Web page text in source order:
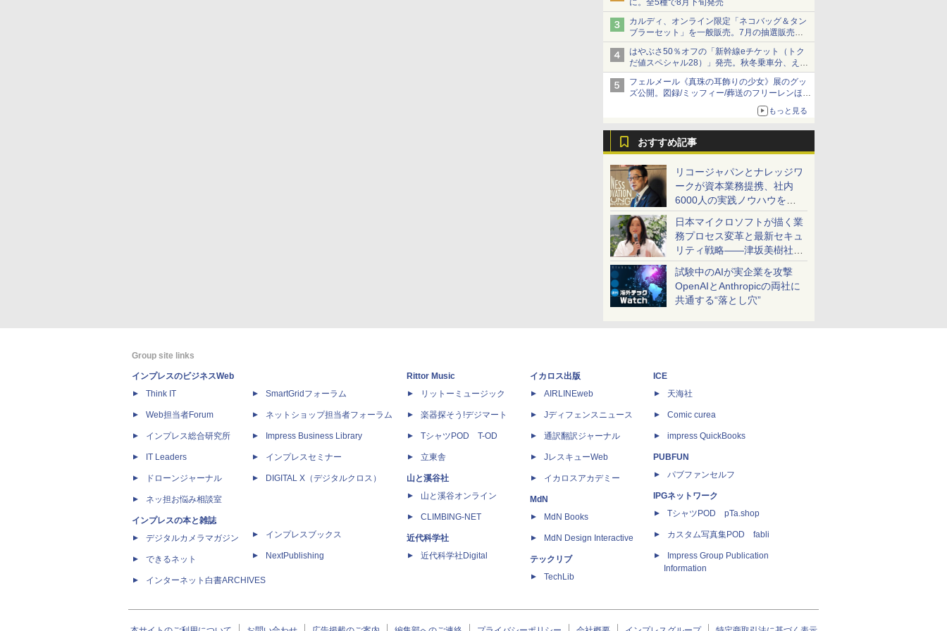
に。全5種で8月下旬発売
カルディ、オンライン限定「ネコバッグ＆タン
ブラーセット」を一般販売。7月の抽選販売の
当選無効分
はやぶさ50％オフの「新幹線eチケット（トク
だ値スペシャル28）」発売。秋冬乗車分、えき
ねっと限定
フェルメール《真珠の耳飾りの少女》展のグッ
ズ公開。図録/ミッフィー/葬送のフリーレンほ
もっと見る
おすすめ記事
リコージャパンとナレッジワ
ークが資本業務提携、社内
6000人の実践ノウハウを生
かした「AI商談記録 for
RICOH」を展開へ
日本マイクロソフトが描く業
務プロセス変革と最新セキュ
リティ戦略――津坂美樹社長
が2027年度戦略を説明
試験中のAIが実企業を攻撃
OpenAIとAnthropicの両社に
共通する“落とし穴”
Group site links
インプレスのビジネスWeb
Think IT
Web担当者Forum
インプレス総合研究所
IT Leaders
ドローンジャーナル
ネッ担お悩み相談室
インプレスの本と雑誌
デジタルカメラマガジン
できるネット
インターネット白書ARCHIVES
SmartGridフォーラム
ネットショップ担当者フォーラム
Impress Business Library
インプレスセミナー
DIGITAL X（デジタルクロス）
インプレスブックス
NextPublishing
Rittor Music
リットーミュージック
楽器探そう!デジマート
TシャツPOD T-OD
立東舎
山と溪谷社
山と溪谷オンライン
CLIMBING-NET
近代科学社
近代科学社Digital
イカロス出版
AIRLINEweb
Jディフェンスニュース
通訳翻訳ジャーナル
JレスキューWeb
イカロスアカデミー
MdN
MdN Books
MdN Design Interactive
テックリブ
TechLib
ICE
天海社
Comic curea
impress QuickBooks
PUBFUN
パブファンセルフ
IPGネットワーク
TシャツPOD pTa.shop
カスタム写真集POD fabli
Impress Group Publication
Information